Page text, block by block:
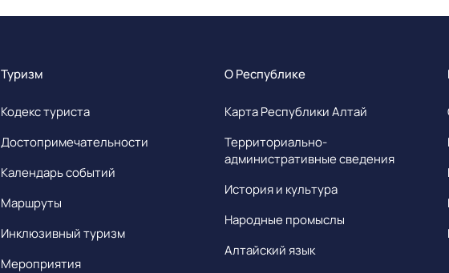
Туризм
Кодекс туриста
Достопримечательности
Календарь событий
Маршруты
Инклюзивный туризм
Мероприятия
О Республике
Карта Республики Алтай
Территориально-
административные сведения
История и культура
Народные промыслы
Алтайский язык